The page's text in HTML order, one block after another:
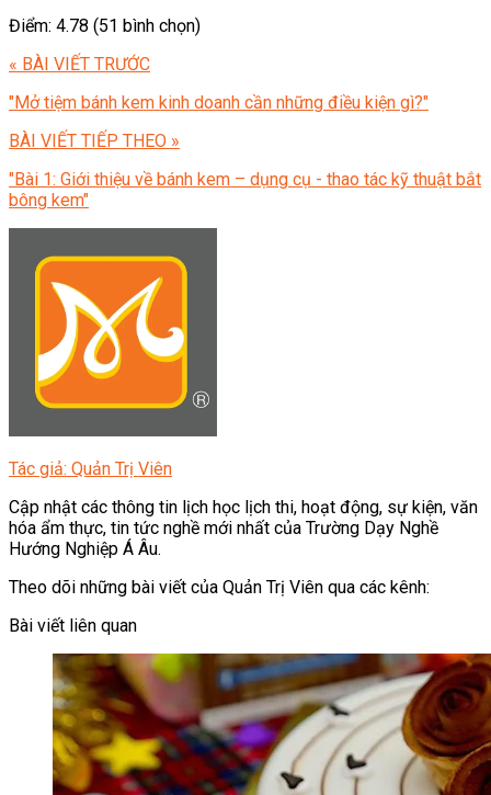
Điểm: 4.78 (51 bình chọn)
« BÀI VIẾT TRƯỚC
"Mở tiệm bánh kem kinh doanh cần những điều kiện gì?"
BÀI VIẾT TIẾP THEO »
"Bài 1: Giới thiệu về bánh kem – dụng cụ - thao tác kỹ thuật bắt
bông kem"
Tác giả: Quản Trị Viên
Cập nhật các thông tin lịch học lịch thi, hoạt động, sự kiện, văn
hóa ẩm thực, tin tức nghề mới nhất của Trường Dạy Nghề
Hướng Nghiệp Á Âu.
Theo dõi những bài viết của Quản Trị Viên qua các kênh:
Bài viết liên quan